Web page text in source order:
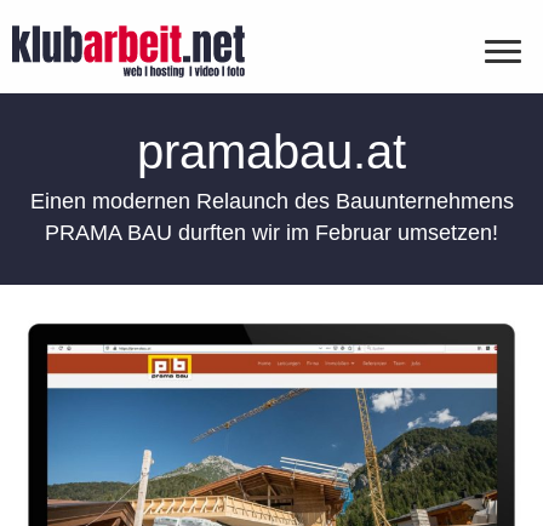
pramabau.at
Einen modernen Relaunch des Bauunternehmens
PRAMA BAU durften wir im Februar umsetzen!